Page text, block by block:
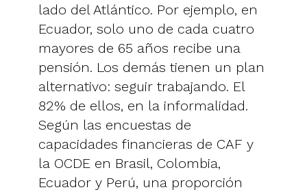
lado del Atlántico. Por ejemplo, en
Ecuador, solo uno de cada cuatro
mayores de 65 años recibe una
pensión. Los demás tienen un plan
alternativo: seguir trabajando. El
82% de ellos, en la informalidad.
Según las encuestas de
capacidades financieras de CAF y
la OCDE en Brasil, Colombia,
Ecuador y Perú, una proporción